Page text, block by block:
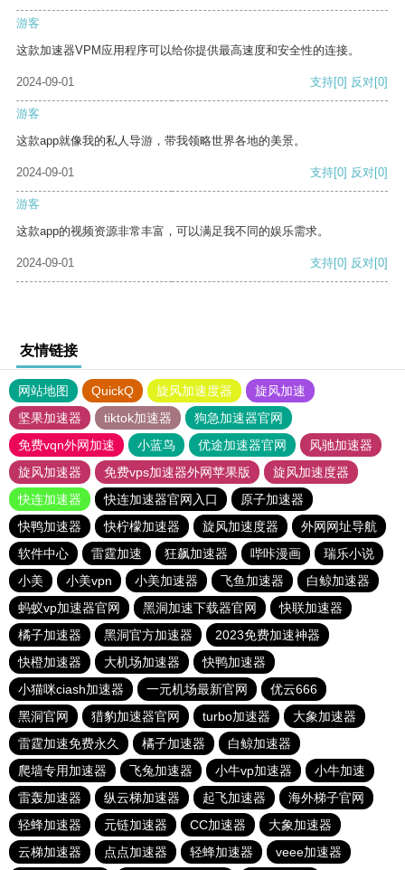
游客
这款加速器VPM应用程序可以给你提供最高速度和安全性的连接。
2024-09-01 支持[0] 反对[0]
游客
这款app就像我的私人导游，带我领略世界各地的美景。
2024-09-01 支持[0] 反对[0]
游客
这款app的视频资源非常丰富，可以满足我不同的娱乐需求。
2024-09-01 支持[0] 反对[0]
友情链接
网站地图 QuickQ 旋风加速度器
旋风加速
坚果加速器
tiktok加速器
狗急加速器官网
免费vqn外网加速
小蓝鸟 优途加速器官网
风驰加速器
旋风加速器
免费vps加速器外网苹果版
旋风加速度器
快连加速器
快连加速器官网入口
原子加速器
快鸭加速器
快柠檬加速器 旋风加速度器
外网网址导航
软件中心
雷霆加速 狂飙加速器 哔咔漫画
瑞乐小说
小美
小美vpn 小美加速器 飞鱼加速器
白鲸加速器
蚂蚁vp加速器官网
黑洞加速下载器官网
快联加速器
橘子加速器
黑洞官方加速器
2023免费加速神器
快橙加速器
大机场加速器
快鸭加速器
小猫咪ciash加速器
一元机场最新官网
优云666
黑洞官网
猎豹加速器官网 turbo加速器
大象加速器
雷霆加速免费永久
橘子加速器
白鲸加速器
爬墙专用加速器
飞兔加速器 小牛vp加速器
小牛加速
雷轰加速器
纵云梯加速器 起飞加速器
海外梯子官网
轻蜂加速器
元链加速器 CC加速器
大象加速器
云梯加速器
点点加速器 轻蜂加速器 veee加速器